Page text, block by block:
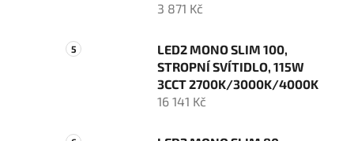
3 871 Kč
LED2 MONO SLIM 100,
STROPNÍ SVÍTIDLO, 115W
3CCT 2700K/3000K/4000K
16 141 Kč